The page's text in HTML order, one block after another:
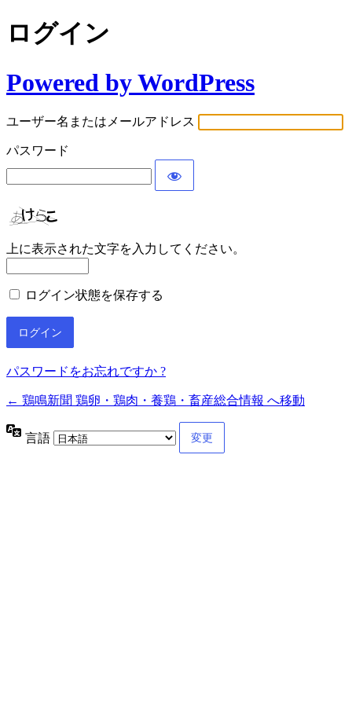
ログイン
Powered by WordPress
ユーザー名またはメールアドレス
パスワード
上に表示された文字を入力してください。
ログイン状態を保存する
パスワードをお忘れですか ?
← 鶏鳴新聞 鶏卵・鶏肉・養鶏・畜産総合情報 へ移動
言語